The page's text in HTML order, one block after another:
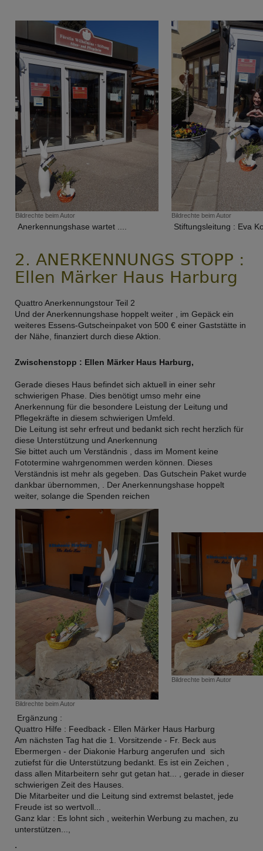
Bildrechte beim Autor Bildrechte beim Autor
Anerkennungshase wartet .... Stiftungsleitung : Eva
2. ANERKENNUNGS STOPP :
Ellen Märker Haus Harburg
Quattro Anerkennungstour Teil 2
Und der Anerkennungshase hoppelt weiter , im Gepäck ein
weiteres Essens-Gutscheinpaket von 500 € einer Gaststätte in
der Nähe, finanziert durch diese Aktion.
Zwischenstopp : Ellen Märker Haus Harburg,
Gerade dieses Haus befindet sich aktuell in einer sehr
schwierigen Phase. Dies benötigt umso mehr eine
Anerkennung für die besondere Leistung der Leitung und
Pflegekräfte in diesem schwierigen Umfeld.
Die Leitung ist sehr erfreut und bedankt sich recht herzlich für
diese Unterstützung und Anerkennung
Sie bittet auch um Verständnis , dass im Moment keine
Fototermine wahrgenommen werden können. Dieses
Verständnis ist mehr als gegeben. Das Gutschein Paket wurde
dankbar übernommen, . Der Anerkennungshase hoppelt
weiter, solange die Spenden reichen
Bildrechte beim Autor
Bildrechte beim Autor
Ergänzung :
Quattro Hilfe : Feedback - Ellen Märker Haus Harburg
Am nächsten Tag hat die 1. Vorsitzende - Fr. Beck aus
Ebermergen - der Diakonie Harburg angerufen und sich
zutiefst für die Unterstützung bedankt. Es ist ein Zeichen ,
dass allen Mitarbeitern sehr gut getan hat... , gerade in dieser
schwierigen Zeit des Hauses.
Die Mitarbeiter und die Leitung sind extremst belastet, jede
Freude ist so wertvoll...
Ganz klar : Es lohnt sich , weiterhin Werbung zu machen, zu
unterstützen...,
.